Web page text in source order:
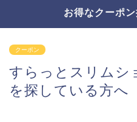
お得なクーポ
クーポン
すらっとスリムシ
を探している方へ